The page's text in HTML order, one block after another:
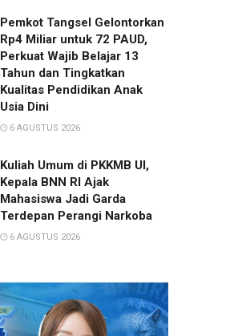
Pemkot Tangsel Gelontorkan
Rp4 Miliar untuk 72 PAUD,
Perkuat Wajib Belajar 13
Tahun dan Tingkatkan
Kualitas Pendidikan Anak
Usia Dini
6 AGUSTUS 2026
Kuliah Umum di PKKMB UI,
Kepala BNN RI Ajak
Mahasiswa Jadi Garda
Terdepan Perangi Narkoba
6 AGUSTUS 2026